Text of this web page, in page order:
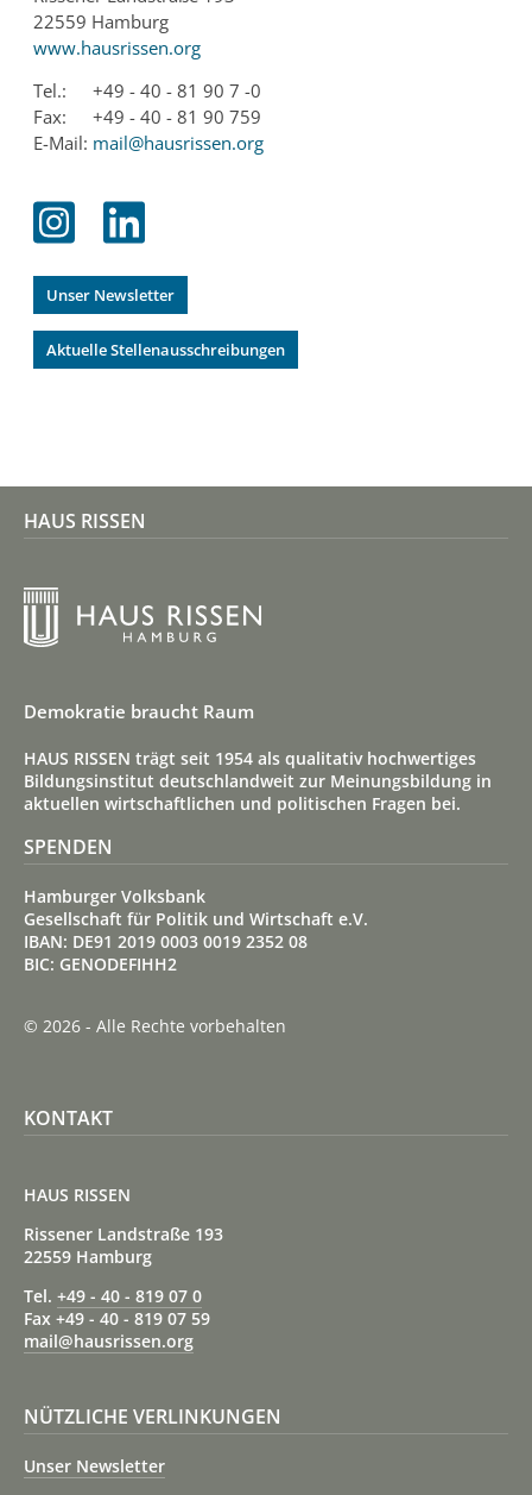
22559 Hamburg
www.hausrissen.org
Tel.:
+49 - 40 - 81 90 7 -0
Fax:
+49 - 40 - 81 90 759
E-Mail: mail@hausrissen.org
Unser Newsletter
Aktuelle Stellenausschreibungen
HAUS RISSEN
Demokratie braucht Raum
HAUS RISSEN trägt seit 1954 als qualitativ hoch­wertiges
Bildungs­institut deutsch­land­weit zur Meinungs­bildung in
aktuellen wirt­schaft­lichen und politischen Fragen bei.
SPENDEN
Hamburger Volksbank
Gesellschaft für Politik und Wirtschaft e.V.
IBAN: DE91 2019 0003 0019 2352 08
BIC: GENODEFIHH2
© 2026 - Alle Rechte vorbehalten
KONTAKT
HAUS RISSEN
Rissener Landstraße 193
22559 Hamburg
Tel. +49 - 40 - 819 07 0
Fax +49 - 40 - 819 07 59
mail@hausrissen.org
NÜTZLICHE VERLINKUNGEN
Unser Newsletter